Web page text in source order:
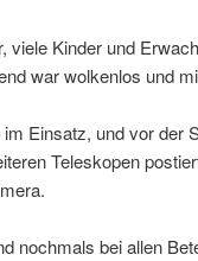
viele Kinder und
war wolkenlos und
Einsatz, und vor der
Teleskopen
nochmals bei allen